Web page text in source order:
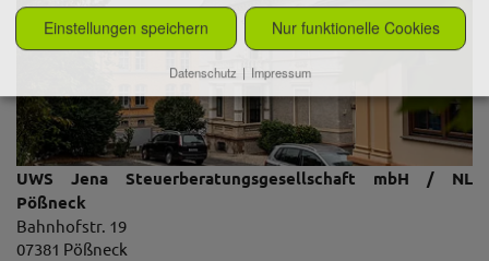
UWS Jena Steuerberatungsgesellschaft mbH / NL
Pößneck
Bahnhofstr. 19
07381 Pößneck
Einstellungen speichern Nur funktionelle Cookies
Datenschutz | Impressum